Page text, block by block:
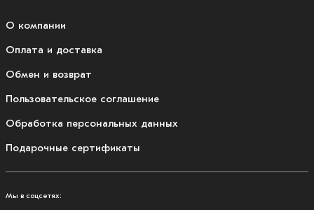
О компании
Оплата и доставка
Обмен и возврат
Пользовательское соглашение
Обработка персональных данных
Подарочные сертификаты
Мы в соцсетях: